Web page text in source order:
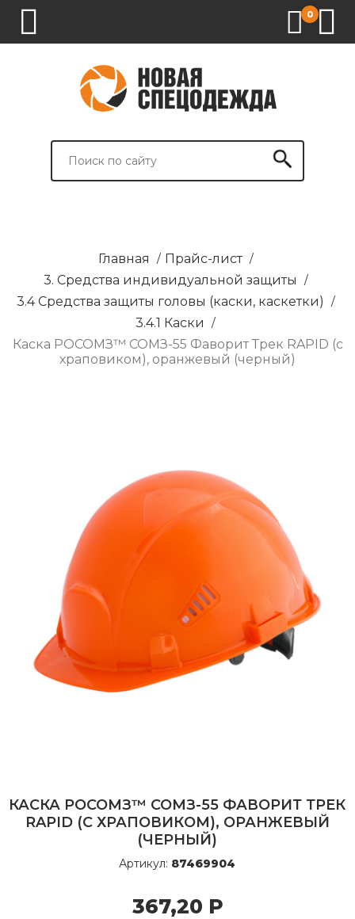
0
СПЕЦОДЕЖДА
СПЕЦОБУВЬ
СРЕДСТВА
ВСПОМОГАТЕЛЬНЫЕ
БРЕНДИРОВАНИЕ
Главная / Прайс-лист /
3. Средства индивидуальной защиты /
3.4 Средства защиты головы (каски, каскетки) /
3.4.1 Каски /
Каска РОСОМЗ™ СОМЗ-55 Фаворит Трек RAPID (с
храповиком), оранжевый (черный)
КАСКА РОСОМЗ™ СОМЗ-55 ФАВОРИТ ТРЕК
RAPID (С ХРАПОВИКОМ), ОРАНЖЕВЫЙ
(ЧЕРНЫЙ)
Артикул: 87469904
367,20 Р